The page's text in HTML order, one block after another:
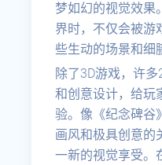
梦如幻的视觉效果
界时，不仅会被游
些生动的场景和细
除了3D游戏，许
和创意设计，给玩
验。像《纪念碑谷
画风和极具创意的
一新的视觉享受。